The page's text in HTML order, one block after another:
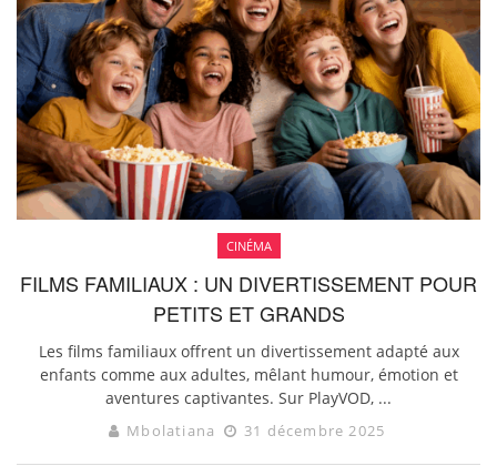
CINÉMA
FILMS FAMILIAUX : UN DIVERTISSEMENT POUR
PETITS ET GRANDS
Les films familiaux offrent un divertissement adapté aux
enfants comme aux adultes, mêlant humour, émotion et
aventures captivantes. Sur PlayVOD, ...
Mbolatiana 31 décembre 2025